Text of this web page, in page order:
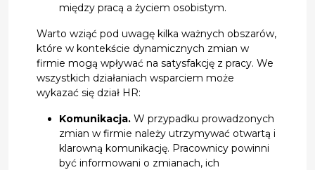
między pracą a życiem osobistym.
Warto wziąć pod uwagę kilka ważnych obszarów,
które w kontekście dynamicznych zmian w
firmie mogą wpływać na satysfakcję z pracy. We
wszystkich działaniach wsparciem może
wykazać się dział HR:
Komunikacja. W przypadku prowadzonych
zmian w firmie należy utrzymywać otwartą i
klarowną komunikację. Pracownicy powinni
być informowani o zmianach, ich